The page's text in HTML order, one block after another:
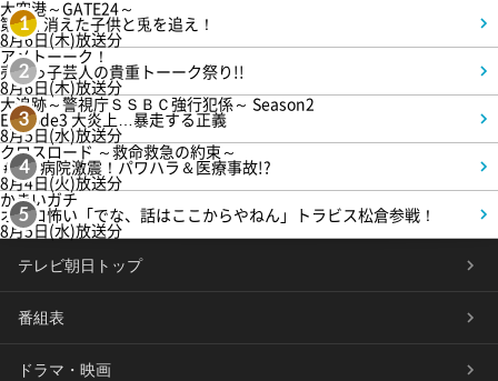
1
大空港～GATE24～
第3話 消えた子供と兎を追え！
8月6日(木)放送分
2
アメトーーク！
売れっ子芸人の貴重トーーク祭り!!
8月6日(木)放送分
3
大追跡～警視庁ＳＳＢＣ強行犯係～ Season2
Episode3 大炎上…暴走する正義
8月5日(水)放送分
4
クロスロード ～救命救急の約束～
＃5 病院激震！パワハラ＆医療事故!?
8月4日(火)放送分
5
かまいガチ
オモロ怖い「でな、話はここからやねん」トラビス松倉参戦！
8月5日(水)放送分
テレビ朝日トップ
番組表
ドラマ・映画